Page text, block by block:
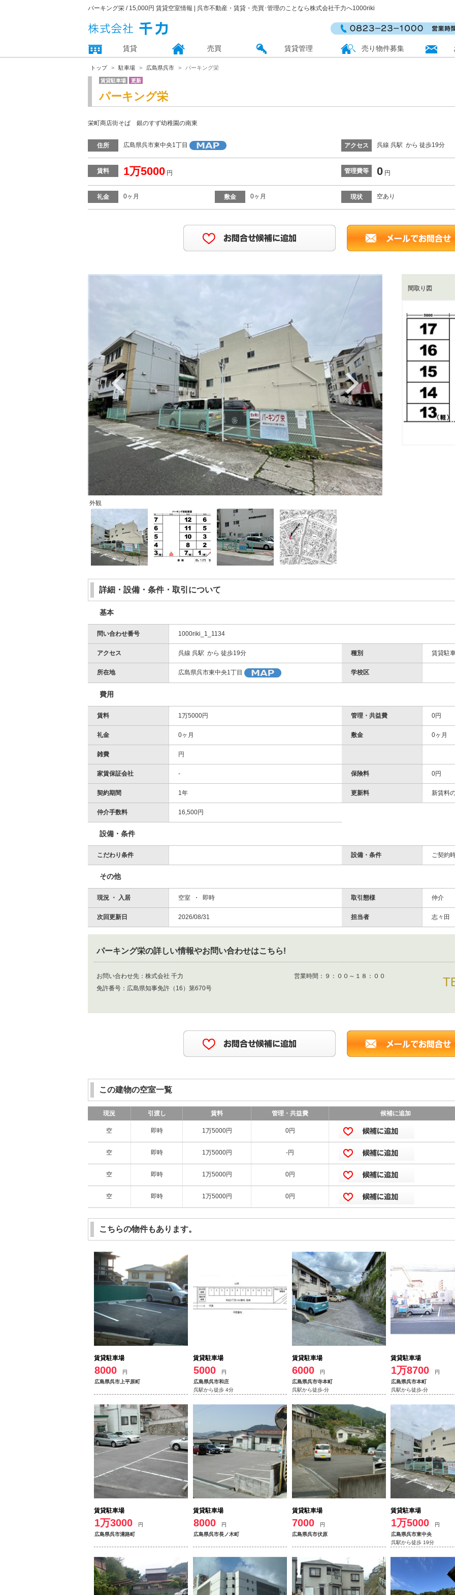
パーキング栄 / 15,000円 賃貸空室情報 | 呉市不動産・賃貸・売買･管理のことなら株式会社千力へ1000riki
賃貸 売買 賃貸管理 売り物件募集
トップ 駐車場 広島県呉市 パーキング栄
賃貸駐車場 更新
パーキング栄
栄町商店街そば 銀のすず幼稚園の南東
住所 広島県呉市東中央1丁目 アクセス 呉線 呉駅 から 徒歩19分
賃料 1万5000 円 管理費等 0 円
礼金 0ヶ月 敷金 0ヶ月 現状 空あり
Previous
外観
Next
間取り図
詳細・設備・条件・取引について
基本
問い合わせ番号 1000riki_1_1134
アクセス 呉線 呉駅 から 徒歩19分 種別 賃貸駐
所在地 広島県呉市東中央1丁目 学校区
費用
賃料 1万5000円 管理・共益費 0円
礼金 0ヶ月 敷金 0ヶ月
雑費 円
家賃保証会社 - 保険料 0円
契約期間 1年 更新料 新賃料
仲介手数料 16,500円
設備・条件
こだわり条件 設備・条件 ご契約
その他
現況 ・ 入居 空室 ・ 即時 取引態様 仲介
次回更新日 2026/08/31 担当者 志々田
パーキング栄の詳しい情報やお問い合わせはこちら!
お問い合わせ先： 株式会社 千力
免許番号： 広島県知事免許（16）第670号
営業時間： ９：００～１８：００
この建物の空室一覧
現況 引渡し 賃料 管理・共益費 候補に追加
空 即時 1万5000円 0円
空 即時 1万5000円 -円
空 即時 1万5000円 0円
空 即時 1万5000円 0円
こちらの物件もあります。
賃貸駐車場
8000
円
広島県呉市上平原町
賃貸駐車場
5000
円
広島県呉市和庄
呉駅から徒歩 4分
賃貸駐車場
6000
円
広島県呉市寺本町
呉駅から徒歩-分
賃貸駐車場
1万8700
円
広島県呉市本町
呉駅から徒歩-分
賃貸駐車場
1万3000
円
広島県呉市溝路町
賃貸駐車場
8000
円
広島県呉市長ノ木町
賃貸駐車場
7000
円
広島県呉市伏原
賃貸駐車場
1万5000
円
広島県呉市東中央
呉駅から徒歩 19分